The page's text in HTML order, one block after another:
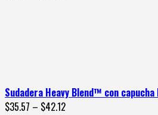
Sudadera Heavy Blend™ con capucha
$35.57 – $42.12